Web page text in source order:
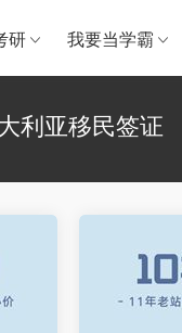
研 我要当学霸
利亚移民签证